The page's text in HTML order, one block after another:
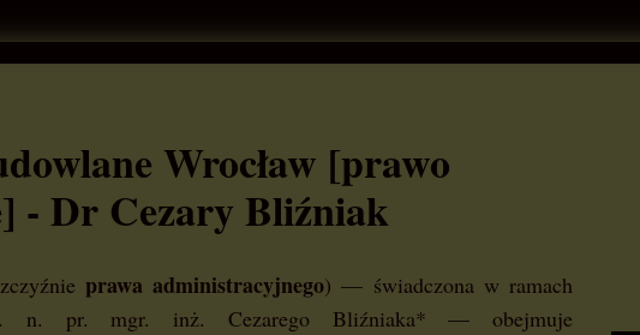
Rozwody
Dochodzenie / Śledztwo
Wrocław [prawo
- Dr Cezary Bliźniak
prawa administracyjnego) — świadczona w ramach
n. pr. mgr. inż. Cezarego Bliźniaka* — obejmuje